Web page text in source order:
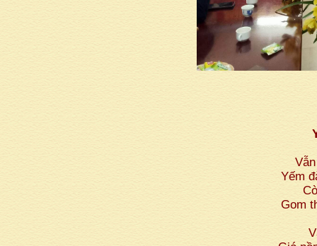
Yếm
Gom